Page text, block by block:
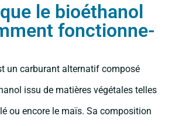
le bioéthanol
fonctionne-
un carburant alternatif composé
issu de matières végétales telles
ou encore le maïs. Sa composition